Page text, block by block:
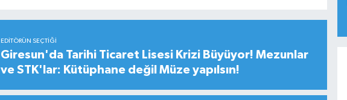
EDITÖRÜN SEÇTIĞI
Giresun'da Tarihi Ticaret Lisesi Krizi Büyüyor! Mezunlar
ve STK'lar: Kütüphane değil Müze yapılsın!